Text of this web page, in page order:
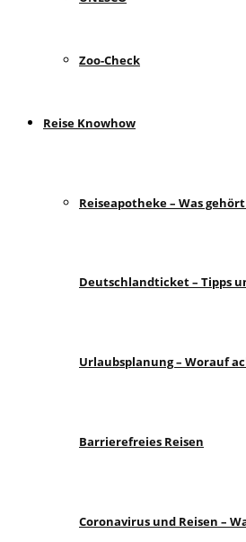
Zoo-Check
Reise Knowhow
Reiseapotheke – Was
Deutschlandticket – Tipps
Urlaubsplanung – Worauf
Barrierefreies Reisen
Coronavirus und Reisen –